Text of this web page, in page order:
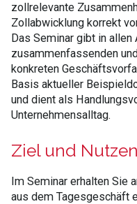
zollrelevante
Zollabwicklung korrekt
Das Seminar gibt in
zusammenfassenden
konkreten
Basis aktueller
und dient als
Unternehmensalltag.
Ziel und Nutzen
Im Seminar erhalten Sie
aus dem Tagesgeschäft